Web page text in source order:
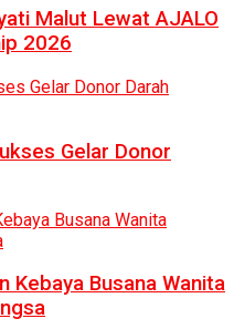
Malut Lewat AJALO
2026
Gelar Donor
Kebaya Busana Wanita